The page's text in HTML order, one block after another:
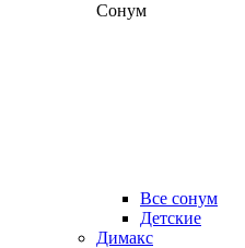
Сонум
Все сонум
Детские
Димакс